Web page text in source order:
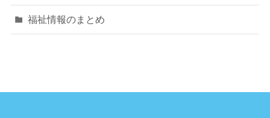
福祉情報のまとめ